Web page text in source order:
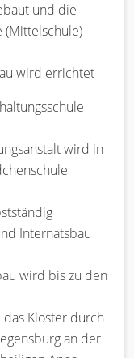
und die
(Mittelschule)
wird errichtet
wird in
Internatsbau
wird bis zu den
Kloster durch
an der